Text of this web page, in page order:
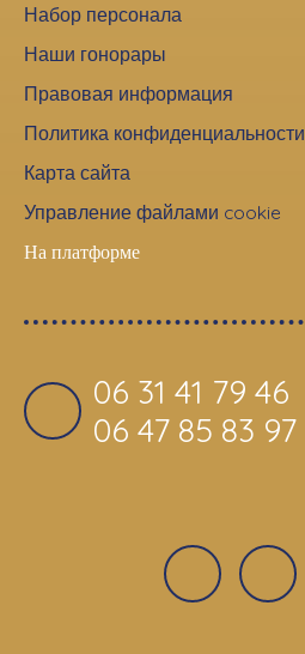
Набор персонала
Наши гонорары
Правовая информация
Политика конфиденциальности
Карта сайта
Управление файлами cookie
На платформе
06 31 41 79 46
06 47 85 83 97